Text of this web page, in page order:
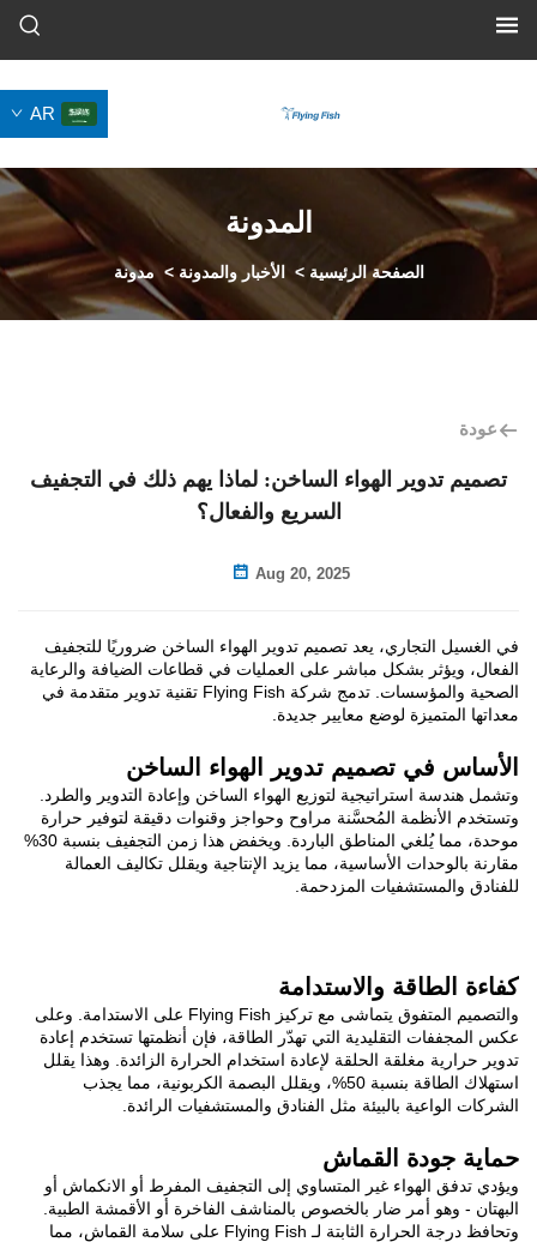
الصفحة الرئيسية >الأخبار والمدونة >مدونة
الهواء الساخن: لماذا يهم ذلك في التجفيف
السريع والفعال؟
يعد تصميم تدوير الهواء الساخن ضروريًا للتجفيف
بشكل مباشر على العمليات في قطاعات الضيافة والرعاية
الصحية والمؤسسات. تدمج شركة Flying Fish تقنية تدوير متقدمة في
لوضع معايير جديدة.
تصميم تدوير الهواء الساخن
لتوزيع الهواء الساخن وإعادة التدوير والطرد.
المُحسَّنة مراوح وحواجز وقنوات دقيقة لتوفير حرارة
موحدة، مما يُلغي المناطق الباردة. ويخفض هذا زمن التجفيف بنسبة 30%
الأساسية، مما يزيد الإنتاجية ويقلل تكاليف العمالة
المزدحمة.
والاستدامة
والتصميم المتفوق يتماشى مع تركيز Flying Fish على الاستدامة. وعلى
التي تهدّر الطاقة، فإن أنظمتها تستخدم إعادة
الحلقة لإعادة استخدام الحرارة الزائدة. وهذا يقلل
استهلاك الطاقة بنسبة 50%، ويقلل البصمة الكربونية، مما يجذب
بالبيئة مثل الفنادق والمستشفيات الرائدة.
القماش
غير المتساوي إلى التجفيف المفرط أو الانكماش أو
ضار بالخصوص بالمناشف الفاخرة أو الأقمشة الطبية.
وتحافظ درجة الحرارة الثابتة لـ Flying Fish على سلامة القماش، مما